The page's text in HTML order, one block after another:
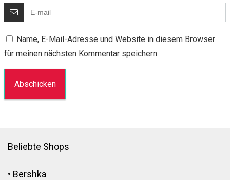
Name, E-Mail-Adresse und Website in diesem Browser
für meinen nächsten Kommentar speichern.
Beliebte Shops
• Bershka